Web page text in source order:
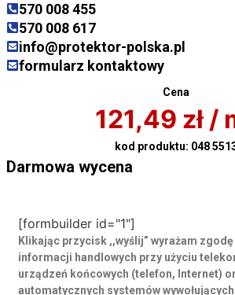
570 008 455
570 008 617
info@protektor-polska.pl
formularz kontaktowy
Cena
121,49 zł /
kod produktu: 048
Darmowa wycena
[formbuilder id="1"]
Klikając przycisk ,,wyślij” wyrażam zgodę
informacji handlowych przy użyciu
urządzeń końcowych (telefon, Internet)
automatycznych systemów